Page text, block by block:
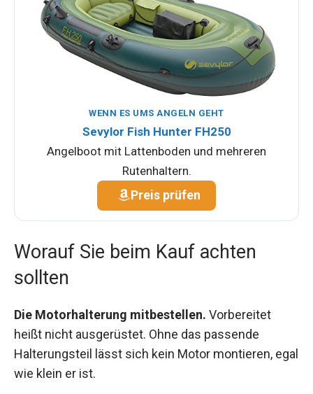
WENN ES UMS ANGELN GEHT
Sevylor Fish Hunter FH250
Angelboot mit Lattenboden und mehreren
Rutenhaltern.
Preis prüfen
Worauf Sie beim Kauf achten
sollten
Die Motorhalterung mitbestellen. Vorbereitet
heißt nicht ausgerüstet. Ohne das passende
Halterungsteil lässt sich kein Motor montieren, egal
wie klein er ist.